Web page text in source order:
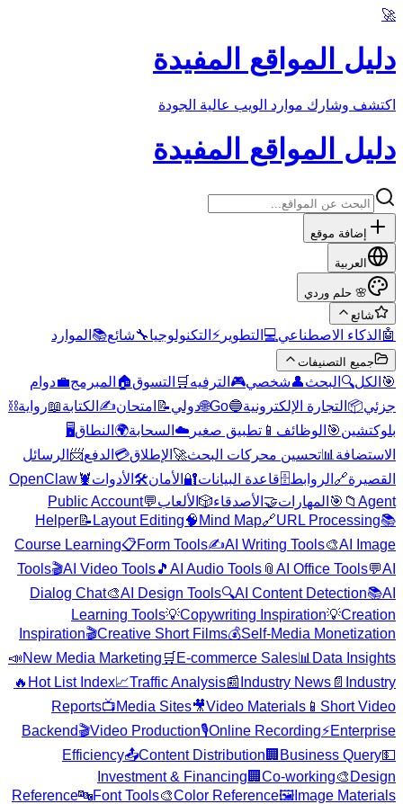
🚀
دليل المواقع المفيدة
اكتشف وشارك موارد الويب عالية الجودة
دليل المواقع المفيدة
إضافة موقع
العربية
🌸 حلم وردي
شائع
🤖 الذكاء الاصطناعي💻 التطوير ⚡ التكنولوجيا🔧شائع📚 الموارد
جميع التصنيفات
🎯 الكل🔍 البحث👤شخصي🎮 الترفيه 🛒 التسوق🏠 المبرمج💼دوام
جزئي📦 التجارة الإلكترونية🔵
Go
🌐دولي📝 امتحان✍️ الكتابة📖رواية⛓️
بلوكتشين🎯 الوظائف 📱 تطبيق صغير ☁️ السحابة🌍 النطاق🖥️
الاستضافة 📊تحسين محركات البحث🚀 الإطلاق💳 الدفع📨 الرسائل
القصيرة🔗 الروابط🗄️قاعدة البيانات🔐 الأمان🛠️ الأدوات🦞
OpenClaw
📁 Agent
🎯 المهارات🤝 الأصدقاء🎲 الألعاب💬
Public Account
Helper📝 Layout Editing🧠 Mind Map🔗URL Processing📚
Course Learning📋Form Tools✍️AI Writing Tools🎨AI Image
Tools🎬AI Video Tools🎵 AI Audio Tools 📎 AI Office Tools💬AI
Dialog Chat🎨AI Design Tools🔍AI Content Detection📚AI
Learning Tools💡Copywriting Inspiration💡Creation
Inspiration🎬Creative Short Films💰Self-Media Monetization
📣New Media Marketing 🛒 E-commerce Sales📊 Data Insights
🔥 Hot List Index📈Traffic Analysis📰 Industry News 📄 Industry
Reports📺Media Sites🎥Video Materials 📱 Short Video
Backend🎬Video Production🎙️Online Recording⚡Enterprise
Efficiency📤Content Distribution 🏢 Business Query💵
Investment & Financing 🏢 Co-working🎨 Design
Reference🔤Font Tools🎨Color Reference🖼️ Image Materials